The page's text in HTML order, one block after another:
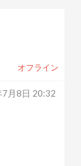
オフライン
月8日 20:32